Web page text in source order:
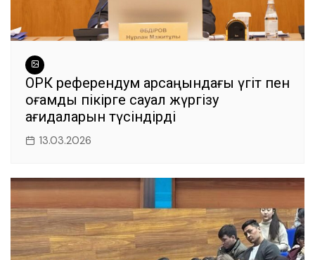
ОРК референдум қарсаңындағы үгіт пен
қоғамдық пікірге сауал жүргізу
қағидаларын түсіндірді
13.03.2026